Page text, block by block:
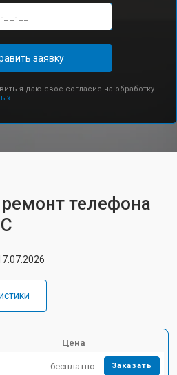
заявку
я даю свое согласие на обработку
телефона
Цена
бесплатно Заказать